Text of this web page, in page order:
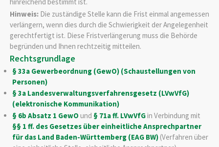
Hinweis: Die zuständige Stelle kann die Frist einmal angemessen
verlängern, wenn dies durch die Schwierigkeit der Angelegenheit
gerechtfertigt ist. Diese Fristverlängerung muss die Behörde
begründen und Ihnen rechtzeitig mitteilen.
Rechtsgrundlage
§ 33a Gewerbeordnung (GewO) (Schaustellungen von
Personen)
§ 3a Landesverwaltungsverfahrensgesetz (LVwVfG)
(elektronische Kommunikation)
§ 6b Absatz 1 GewO und § 71a ff. LVwVfGin Verbindung mit
§§ 1 ff. des Gesetzes über einheitliche Ansprechpartner
für das Land Baden-Württemberg (EAG BW)(Verfahren über